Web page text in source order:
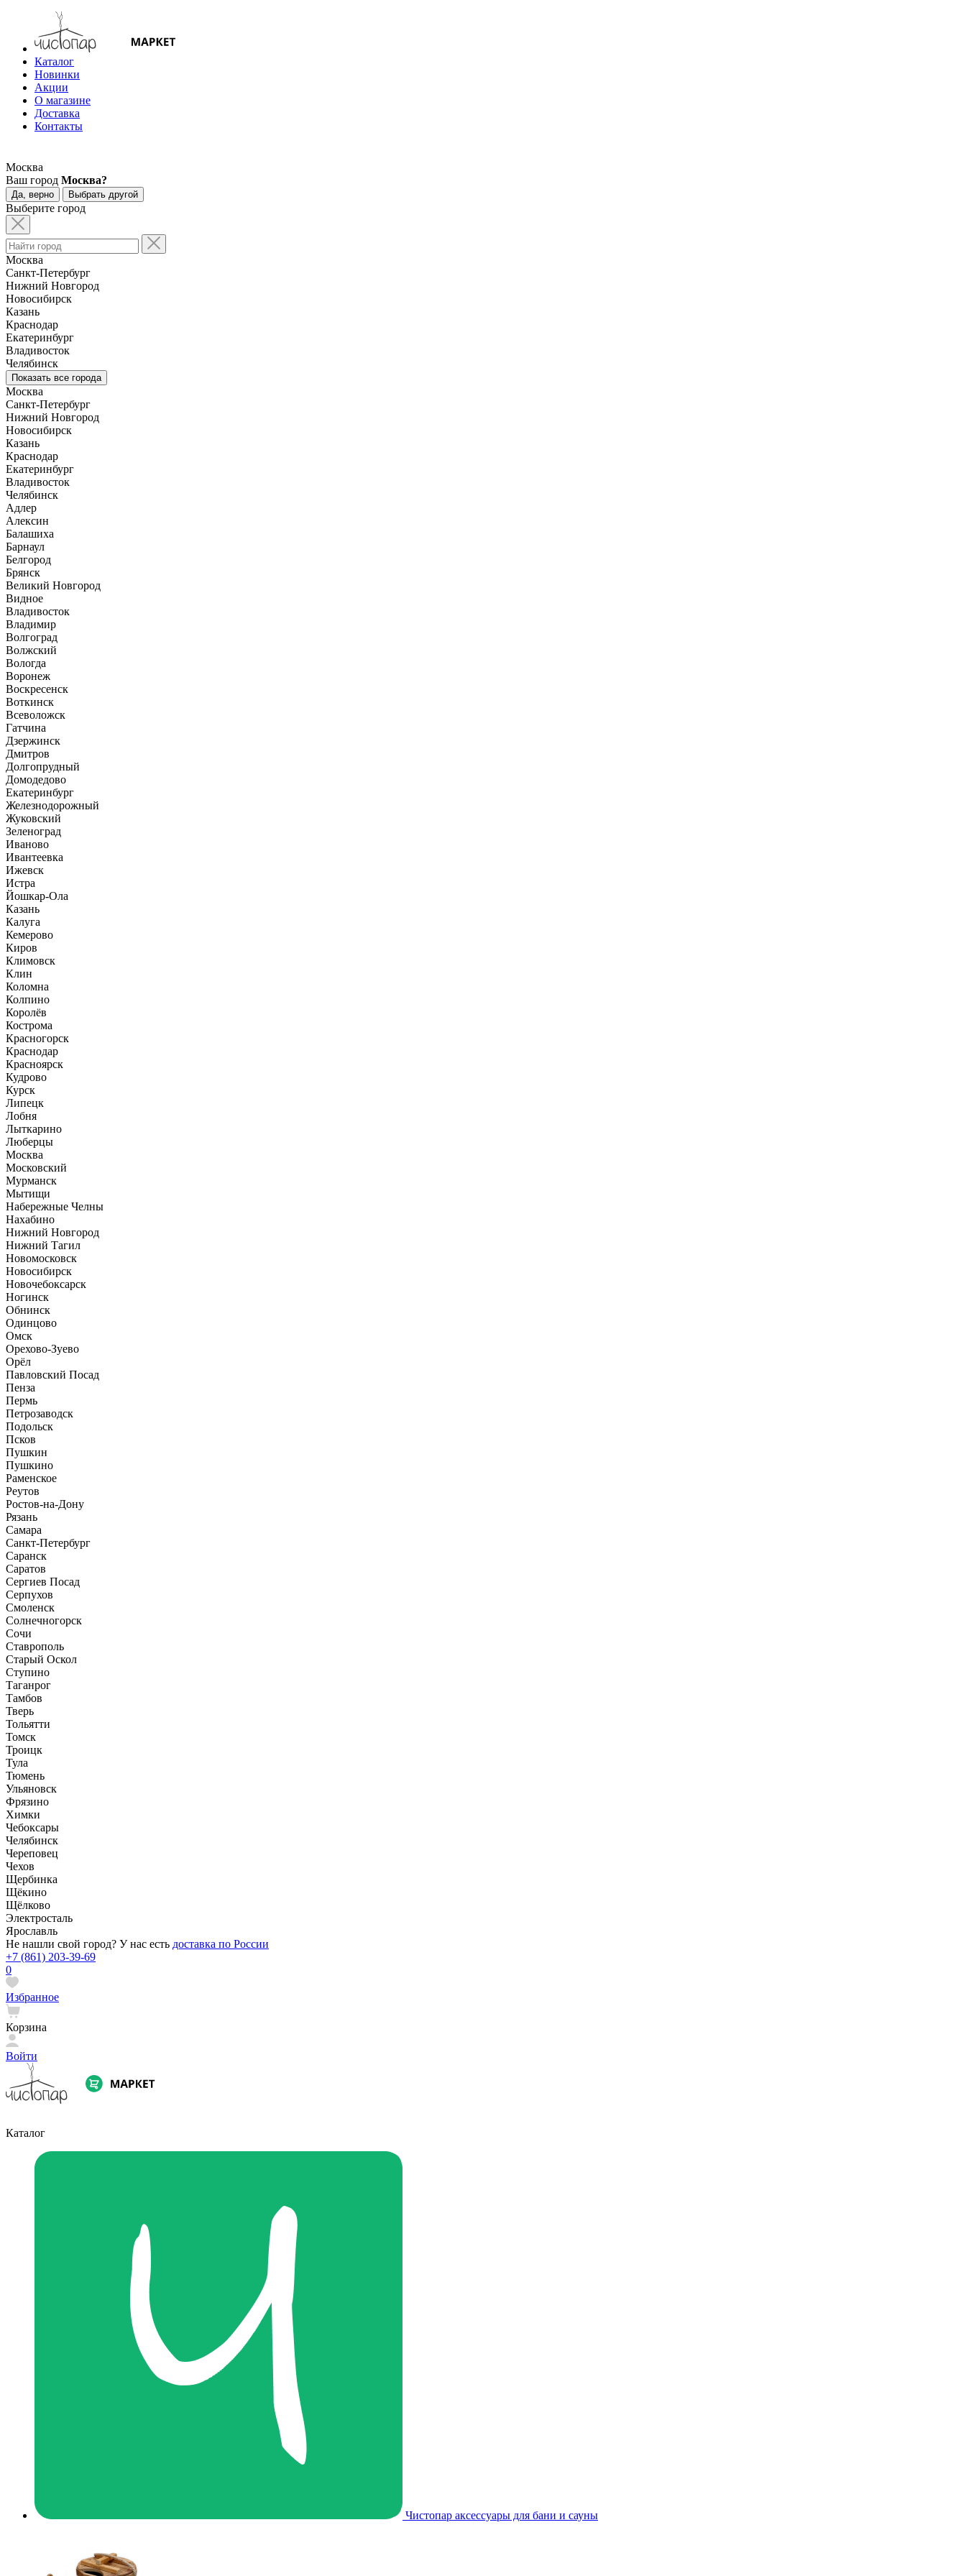
Каталог
Новинки
Акции
О магазине
Доставка
Контакты
Москва
Ваш город Москва?
Да, верно Выбрать другой
Выберите город
Москва
Санкт-Петербург
Нижний Новгород
Новосибирск
Казань
Краснодар
Екатеринбург
Владивосток
Челябинск
Показать все города
Москва
Санкт-Петербург
Нижний Новгород
Новосибирск
Казань
Краснодар
Екатеринбург
Владивосток
Челябинск
Адлер
Алексин
Балашиха
Барнаул
Белгород
Брянск
Великий Новгород
Видное
Владивосток
Владимир
Волгоград
Волжский
Вологда
Воронеж
Воскресенск
Воткинск
Всеволожск
Гатчина
Дзержинск
Дмитров
Долгопрудный
Домодедово
Екатеринбург
Железнодорожный
Жуковский
Зеленоград
Иваново
Ивантеевка
Ижевск
Истра
Йошкар-Ола
Казань
Калуга
Кемерово
Киров
Климовск
Клин
Коломна
Колпино
Королёв
Кострома
Красногорск
Краснодар
Красноярск
Кудрово
Курск
Липецк
Лобня
Лыткарино
Люберцы
Москва
Московский
Мурманск
Мытищи
Набережные Челны
Нахабино
Нижний Новгород
Нижний Тагил
Новомосковск
Новосибирск
Новочебоксарск
Ногинск
Обнинск
Одинцово
Омск
Орехово-Зуево
Орёл
Павловский Посад
Пенза
Пермь
Петрозаводск
Подольск
Псков
Пушкин
Пушкино
Раменское
Реутов
Ростов-на-Дону
Рязань
Самара
Санкт-Петербург
Саранск
Саратов
Сергиев Посад
Серпухов
Смоленск
Солнечногорск
Сочи
Ставрополь
Старый Оскол
Ступино
Таганрог
Тамбов
Тверь
Тольятти
Томск
Троицк
Тула
Тюмень
Ульяновск
Фрязино
Химки
Чебоксары
Челябинск
Череповец
Чехов
Щербинка
Щёкино
Щёлково
Электросталь
Ярославль
Не нашли свой город? У нас есть доставка по России
+7 (861) 203-39-69
0
Избранное
Корзина
Войти
Каталог
Чистопар аксессуары для бани и сауны